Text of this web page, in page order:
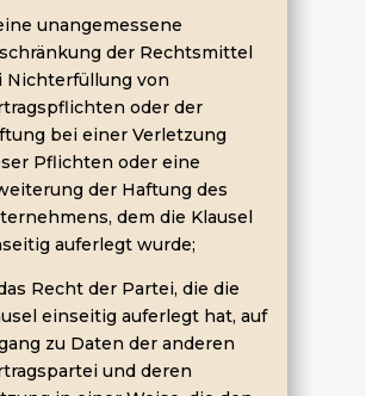
unangemessene
der Rechtsmittel
Nichterfüllung von
oder der
bei einer Verletzung
Pflichten oder eine
der Haftung des
dem die Klausel
auferlegt wurde;
Recht der Partei, die die
einseitig auferlegt hat, auf
zu Daten der anderen
und deren